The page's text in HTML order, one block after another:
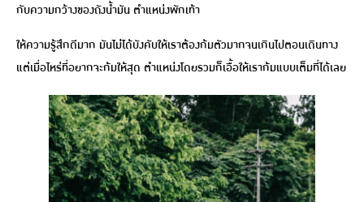
กับความกว้างของถังน้ำมัน ตำแหน่งพักเท้า
ให้ความรู้สึกดีมาก มันไม่ได้บังคับให้เราต้องก้มตัวมากจนเกินไปตอนเดินทาง
แต่เมื่อไหร่ที่อยากจะก้มให้สุด ตำแหน่งโดยรวมก็เอื้อให้เราก้มแบบเต็มที่ได้เลย